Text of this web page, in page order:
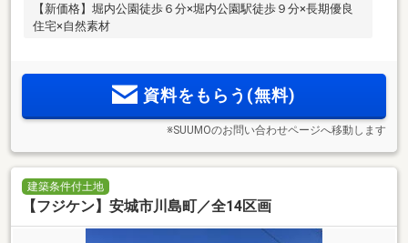
【新価格】堀内公園徒歩６分×堀内公園駅徒歩９分×長期優良
住宅×自然素材
資料をもらう(無料)
※SUUMOのお問い合わせページへ移動します
建築条件付土地
【フジケン】安城市川島町／全14区画